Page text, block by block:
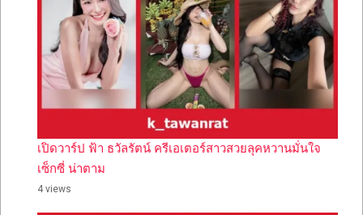
เปิดวาร์ป ฟ้า ธวัลรัตน์ ครีเอเตอร์สาวสวยลุคหวานมั่นใจ
เซ็กซี่ น่าตาม
4 views